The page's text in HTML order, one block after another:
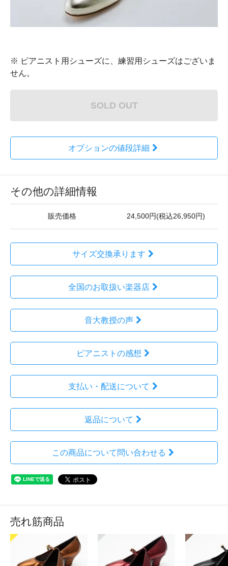
※ ピアニスト用シューズに、練習用シューズはございま
せん。
SOLD OUT
オプションの値段詳細
その他の詳細情報
販売価格 24,500円(税込26,950円)
サイズ交換承ります
全国のお取扱い楽器店
音大教授の声
ピアニストの感想
支払い・配送について
返品について
この商品について問い合わせる
売れ筋商品